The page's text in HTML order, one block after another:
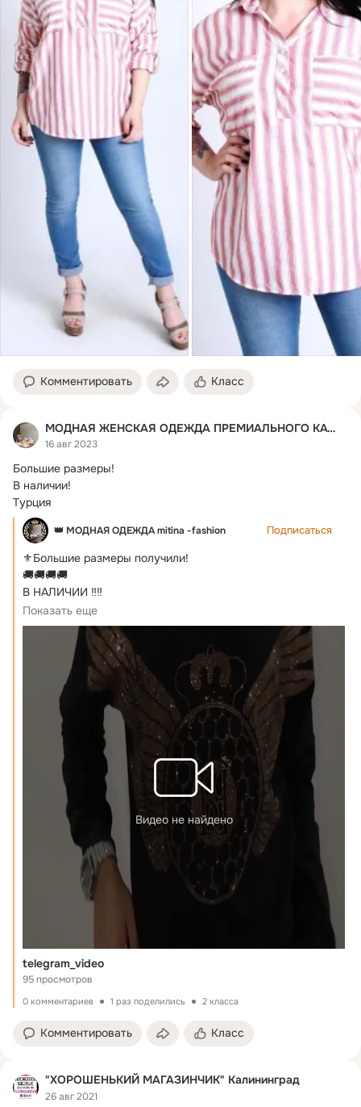
Комментировать Класс
МОДНАЯ ЖЕНСКАЯ ОДЕЖДА ПРЕМИАЛЬНОГО КАЧЕСТВА.
16 авг 2023
Большие размеры!
В наличии!
Турция
👑 МОДНАЯ ОДЕЖДА mitina -fashion Подписаться
⚜️Большие размеры получили!
🚚🚚🚚🚚
В НАЛИЧИИ ‼️‼️
Потрясающие костюмы с золотыми крыльями ⚜️
ЦЕНА: 6500 руб,
раз: 50/52, 52/54, 54/56
Показать еще
Видео не найдено
telegram_video
95 просмотров
0 комментариев 1 раз поделились 2 класса
Комментировать Класс
"ХОРОШЕНЬКИЙ МАГАЗИНЧИК" Калининград
26 авг 2021